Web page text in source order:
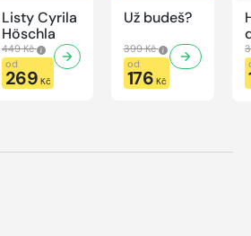
Listy Cyrila
Höschla
449 Kč
od
269 Kč
Už budeš?
399 Kč
od
176 Kč